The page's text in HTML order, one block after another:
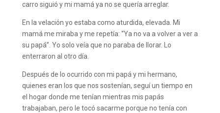
carro siguió y mi mamá ya no se quería arreglar.
En la velación yo estaba como aturdida, elevada. Mi
mamá me miraba y me repetía: “Ya no va a volver a ver a
su papá”. Yo solo veía que no paraba de llorar. Lo
enterraron al otro día.
Después de lo ocurrido con mi papá y mi hermano,
quienes eran los que nos sostenían, seguí un tiempo en
el hogar donde me tenían mientras mis papás
trabajaban, pero le tocó sacarme porque no tenía con